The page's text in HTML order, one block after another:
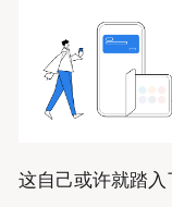
这自己或许就踏